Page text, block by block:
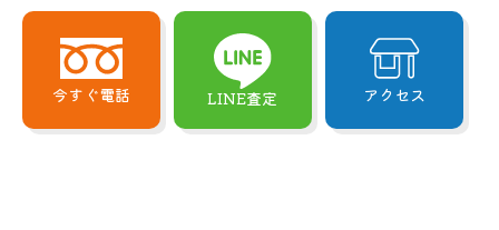
今すぐ電話 LINE査定 アクセス